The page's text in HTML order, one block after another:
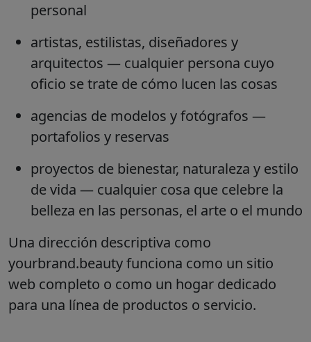
personal
artistas, estilistas, diseñadores y
arquitectos — cualquier persona cuyo
oficio se trate de cómo lucen las cosas
agencias de modelos y fotógrafos —
portafolios y reservas
proyectos de bienestar, naturaleza y estilo
de vida — cualquier cosa que celebre la
belleza en las personas, el arte o el mundo
Una dirección descriptiva como
yourbrand.beauty funciona como un sitio
web completo o como un hogar dedicado
para una línea de productos o servicio.